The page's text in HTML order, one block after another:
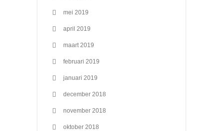
mei 2019
april 2019
maart 2019
februari 2019
januari 2019
december 2018
november 2018
oktober 2018